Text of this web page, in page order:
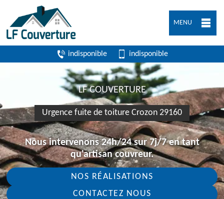
MENU
indisponible indisponible
LF COUVERTURE
Urgence fuite de toiture Crozon 29160
Nous intervenons 24h/24 sur 7j/7 en tant
qu'artisan couvreur.
NOS RÉALISATIONS
CONTACTEZ NOUS